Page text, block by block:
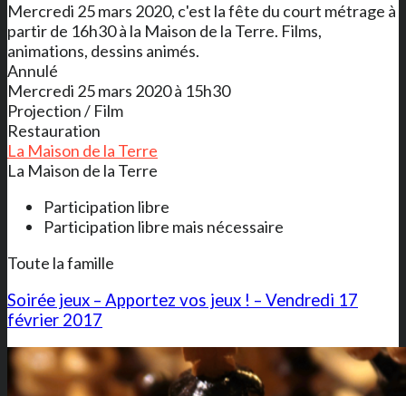
Mercredi 25 mars 2020, c'est la fête du court métrage à
partir de 16h30 à la Maison de la Terre. Films,
animations, dessins animés.
Annulé
Mercredi 25 mars 2020 à 15h30
Projection / Film
Restauration
La Maison de la Terre
La Maison de la Terre
Participation libre
Participation libre mais nécessaire
Toute la famille
Soirée jeux – Apportez vos jeux ! – Vendredi 17
février 2017